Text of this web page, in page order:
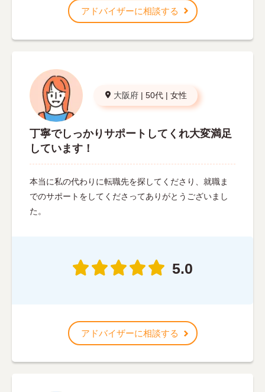
アドバイザーに相談する
大阪府 | 50代 | 女性
丁寧でしっかりサポートしてくれ大変満足
しています！
本当に私の代わりに転職先を探してくださり、就職ま
でのサポートをしてくださってありがとうございまし
た。
5.0
アドバイザーに相談する